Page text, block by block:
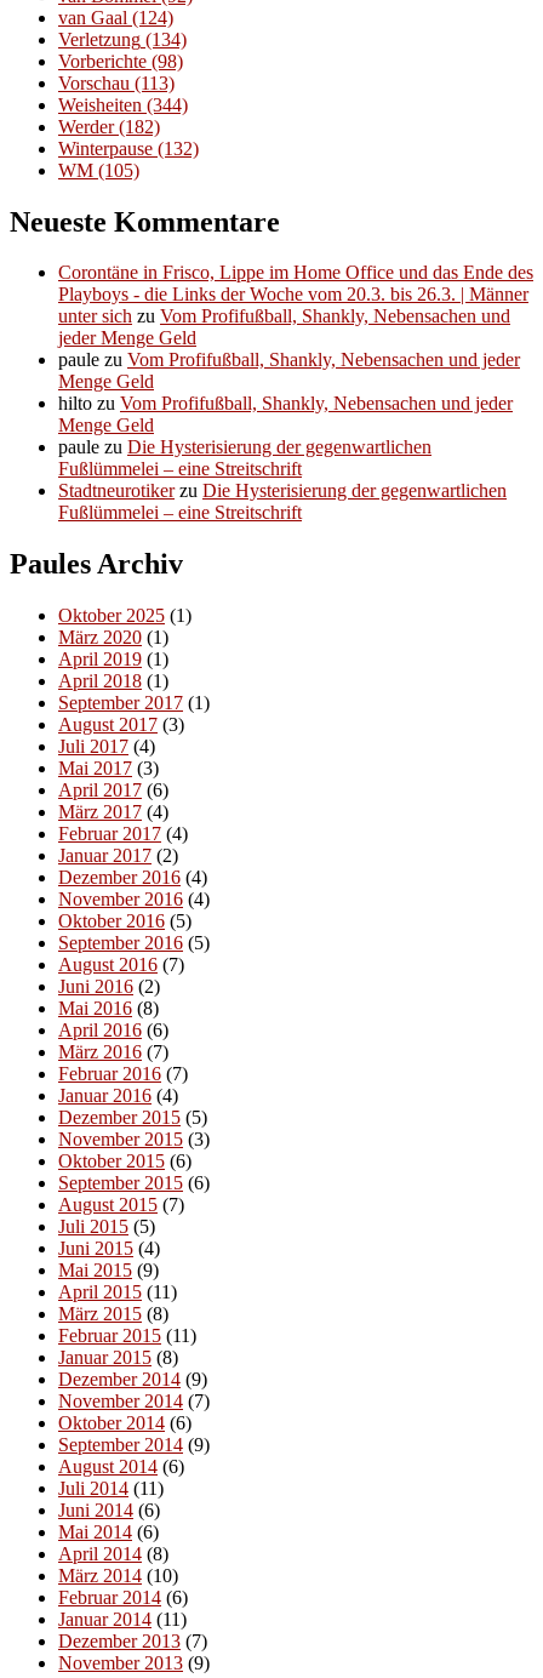
van Gaal (124)
Verletzung (134)
Vorberichte (98)
Vorschau (113)
Weisheiten (344)
Werder(182)
Winterpause (132)
WM (105)
Neueste Kommentare
Corontäne in Frisco, Lippe im Home Office und das Ende des
Playboys - die Links der Woche vom 20.3. bis 26.3. | Männer
unter sich zu Vom Profifußball, Shankly, Nebensachen und
jeder Menge Geld
paule zu Vom Profifußball, Shankly, Nebensachen und jeder
Menge Geld
hilto zu Vom Profifußball, Shankly, Nebensachen und jeder
Menge Geld
paule zu Die Hysterisierung der gegenwartlichen
Fußlümmelei – eine Streitschrift
Stadtneurotikerzu Die Hysterisierung der gegenwartlichen
Fußlümmelei – eine Streitschrift
Paules Archiv
Oktober 2025 (1)
März 2020 (1)
April 2019 (1)
April 2018 (1)
September 2017 (1)
August 2017 (3)
Juli 2017 (4)
Mai 2017 (3)
April 2017 (6)
März 2017 (4)
Februar 2017 (4)
Januar 2017 (2)
Dezember 2016 (4)
November 2016 (4)
Oktober 2016 (5)
September 2016 (5)
August 2016 (7)
Juni 2016 (2)
Mai 2016 (8)
April 2016 (6)
März 2016 (7)
Februar 2016 (7)
Januar 2016 (4)
Dezember 2015 (5)
November 2015 (3)
Oktober 2015 (6)
September 2015 (6)
August 2015 (7)
Juli 2015 (5)
Juni 2015 (4)
Mai 2015 (9)
April 2015 (11)
März 2015 (8)
Februar 2015 (11)
Januar 2015 (8)
Dezember 2014 (9)
November 2014 (7)
Oktober 2014 (6)
September 2014 (9)
August 2014 (6)
Juli 2014 (11)
Juni 2014 (6)
Mai 2014 (6)
April 2014 (8)
März 2014 (10)
Februar 2014 (6)
Januar 2014 (11)
Dezember 2013 (7)
November 2013 (9)